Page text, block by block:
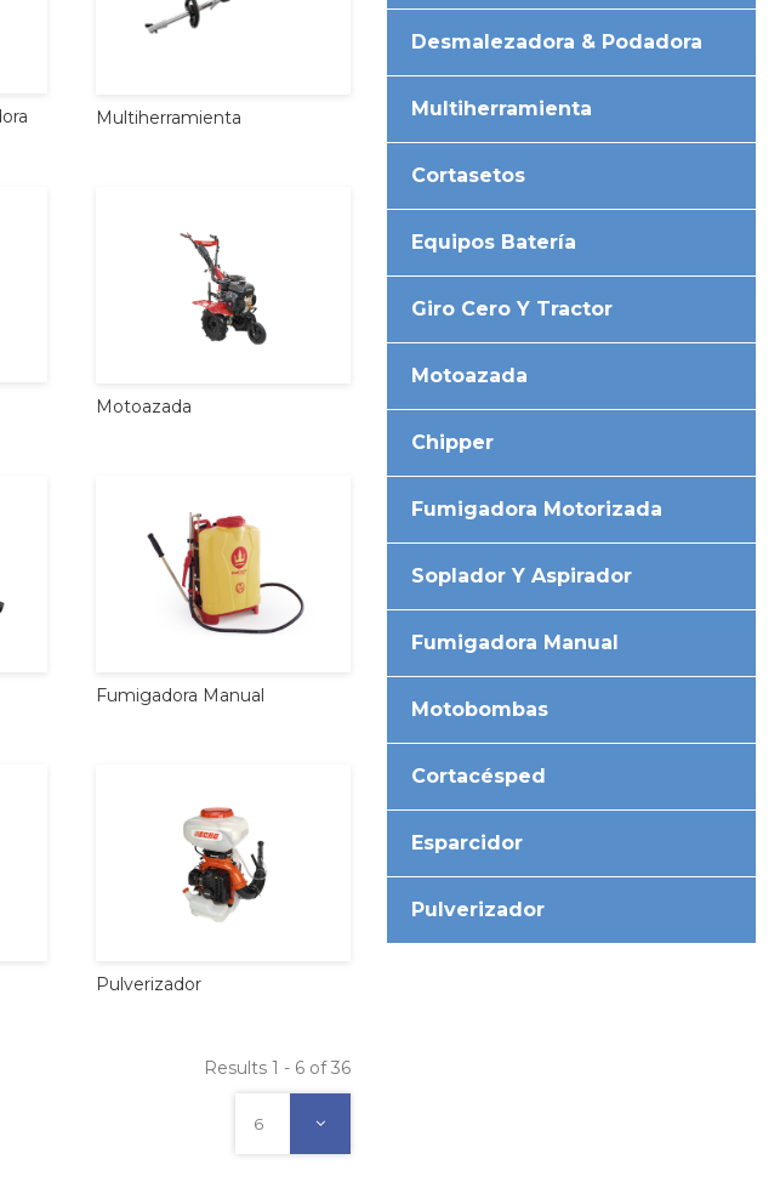
Multiherramienta
Motoazada
Fumigadora Manual
Pulverizador
Results 1 - 6 of 36
6
Desmalezadora & Podadora
Multiherramienta
Cortasetos
Equipos Batería
Giro Cero Y Tractor
Motoazada
Chipper
Fumigadora Motorizada
Soplador Y Aspirador
Fumigadora Manual
Motobombas
Cortacésped
Esparcidor
Pulverizador